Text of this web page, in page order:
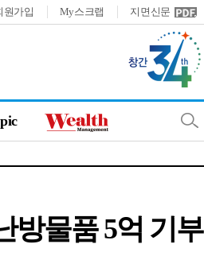
원가입 My스크랩 지면신문
방물품 5억 기부